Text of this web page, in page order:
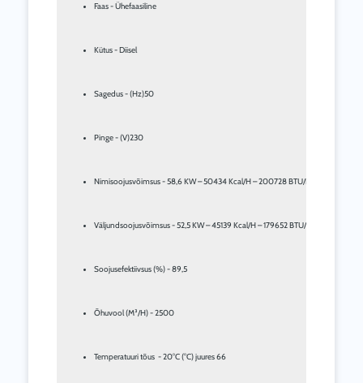
Faas - Ühefaasiline
Kütus - Diisel
Sagedus - (Hz)50
Pinge - (V)230
Nimisoojusvõimsus - 58,6 KW – 50434 Kcal/H – 200728 BTU/H
Väljundsoojusvõimsus - 52,5 KW – 45139 Kcal/H – 179652 BTU/H
Soojusefektiivsus (%) - 89,5
Õhuvool (M³/H) - 2500
Temperatuuri tõus  - 20°C (°C) juures 66